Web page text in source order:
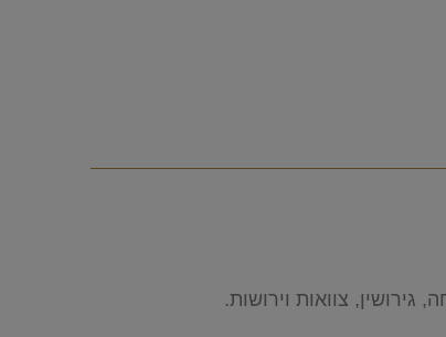
צוואות וירושות.